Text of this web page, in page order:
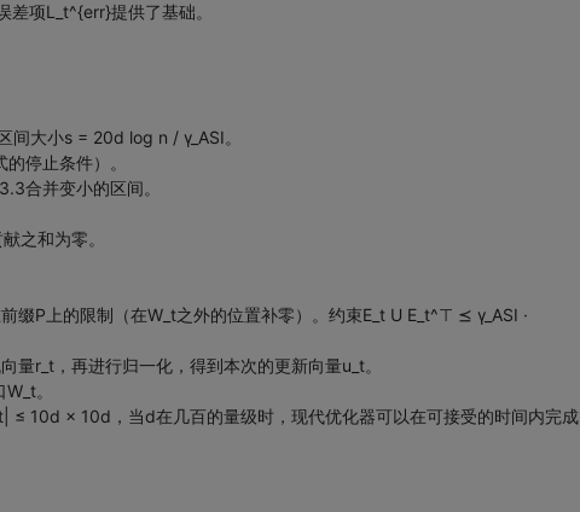
项L_t^{err}提供了基础。
大小s = 20d log n / γ_ASI。
停止条件）。
合并变小的区间。
之和为零。
P上的限制（在W_t之外的位置补零）。约束E_t U E_t^⊤ ⪯ γ_ASI ·
r_t，再进行归一化，得到本次的更新向量u_t。
。
≤ 10d × 10d，当d在几百的量级时，现代优化器可以在可接受的时间内完成